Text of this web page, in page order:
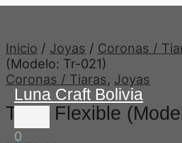
Ir
Luna Craft Bolivia
0
Inicio / Joyas / Coronas /
(Modelo: Tr-021)
Coronas / Tiaras, Joyas
Tiara Flexible
Tiara
Tr-
021)
cantidad